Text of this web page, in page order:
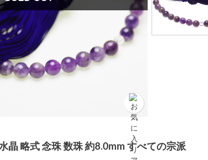
晶 略式 念珠 数珠 約8.0mm すべての宗派